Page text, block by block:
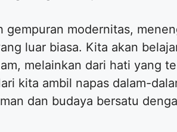
gempuran modernitas,
luar biasa. Kita akan
melainkan dari hati yang
kita ambil napas dalam-
dan budaya bersatu